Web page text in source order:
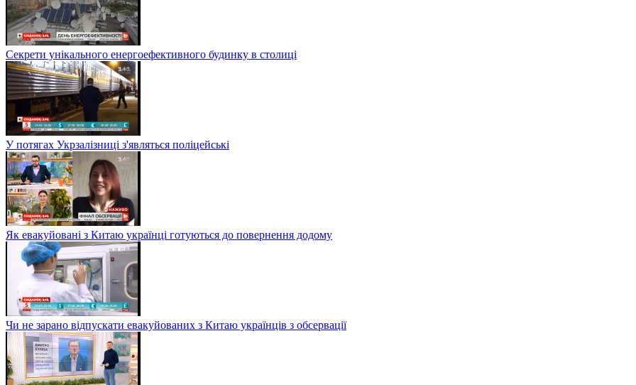
Секрети унікального енергоефективного будинку в столиці
У потягах Укрзалізниці з'являться поліцейські
Як евакуйовані з Китаю українці готуються до повернення додому
Чи не зарано відпускати евакуйованих з Китаю українців з обсервації